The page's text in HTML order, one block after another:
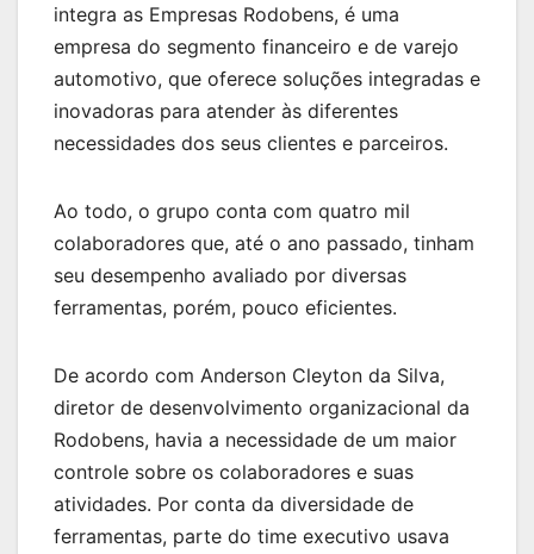
integra as Empresas Rodobens, é uma
empresa do segmento financeiro e de varejo
automotivo, que oferece soluções integradas e
inovadoras para atender às diferentes
necessidades dos seus clientes e parceiros.
Ao todo, o grupo conta com quatro mil
colaboradores que, até o ano passado, tinham
seu desempenho avaliado por diversas
ferramentas, porém, pouco eficientes.
De acordo com Anderson Cleyton da Silva,
diretor de desenvolvimento organizacional da
Rodobens, havia a necessidade de um maior
controle sobre os colaboradores e suas
atividades. Por conta da diversidade de
ferramentas, parte do time executivo usava